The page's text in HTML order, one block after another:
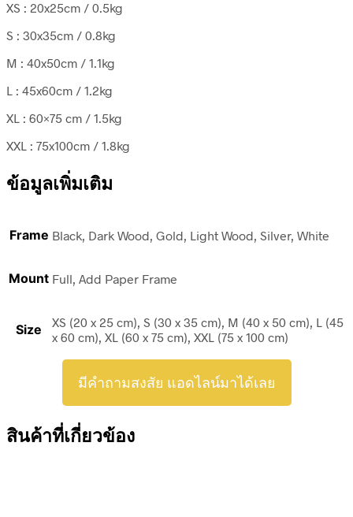
XS : 20x25cm / 0.5kg
S : 30x35cm / 0.8kg
M : 40x50cm / 1.1kg
L : 45x60cm / 1.2kg
XL : 60×75 cm / 1.5kg
XXL : 75x100cm / 1.8kg
ข้อมูลเพิ่มเติม
Frame Black, Dark Wood, Gold, Light Wood, Silver, White
Mount Full, Add Paper Frame
Size
XS (20 x 25 cm), S (30 x 35 cm), M (40 x 50 cm), L (45
x 60 cm), XL (60 x 75 cm), XXL (75 x 100 cm)
มีคำถามสงสัย แอดไลน์มาได้เลย
สินค้าที่เกี่ยวข้อง